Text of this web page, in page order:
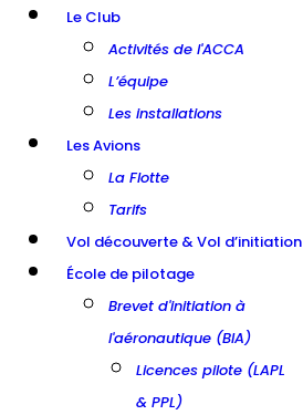
Le Club
Activités de l'ACCA
L’équipe
Les installations
Les Avions
La Flotte
Tarifs
Vol découverte & Vol d’initiation
École de pilotage
Brevet d'initiation à
l'aéronautique (BIA)
Licences pilote (LAPL
& PPL)